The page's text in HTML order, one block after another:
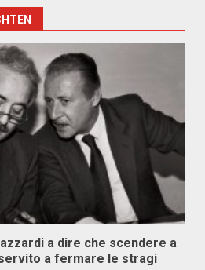
a dire che scendere a
a fermare le stragi